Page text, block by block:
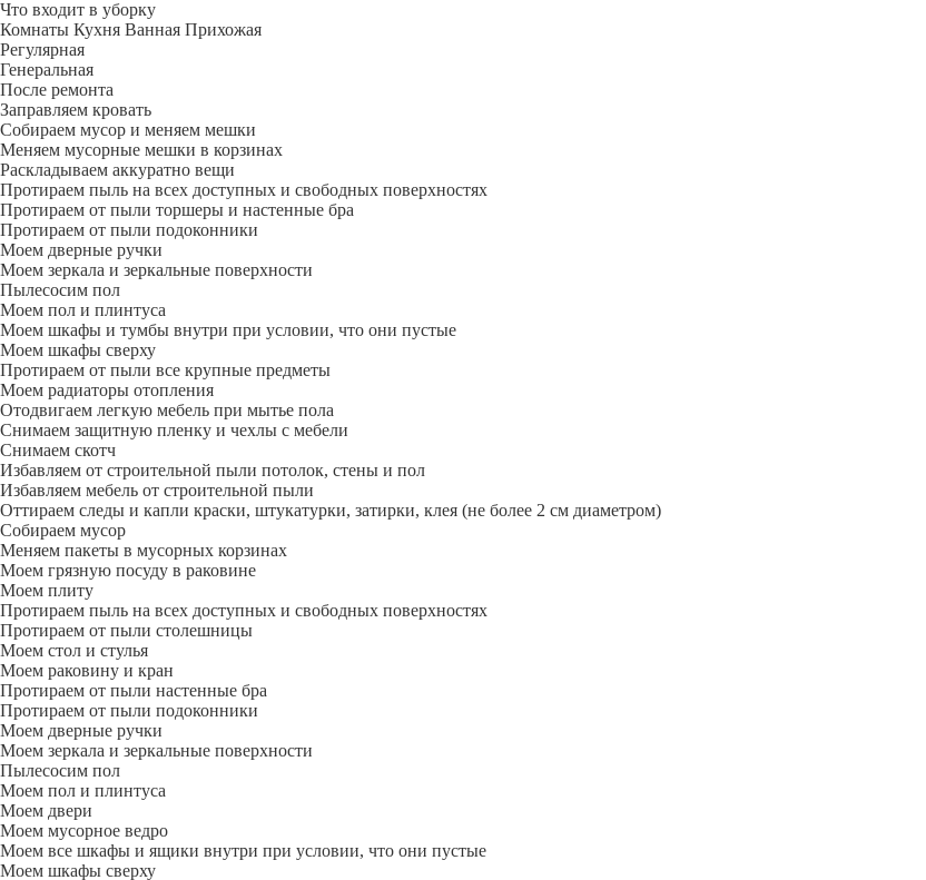
Что входит в уборку
Регу­лярная
Гене­ральная
После ремонта
Заправляем кровать
Собираем мусор и меняем мешки
Меняем мусорные мешки в корзинах
Раскладываем аккуратно вещи
Протираем пыль на всех доступных и свободных поверхностях
Протираем от пыли торшеры и настенные бра
Протираем от пыли подоконники
Моем дверные ручки
Моем зеркала и зеркальные поверхности
Пылесосим пол
Моем пол и плинтуса
Моем шкафы и тумбы внутри при условии, что они пустые
Моем шкафы сверху
Протираем от пыли все крупные предметы
Моем радиаторы отопления
Отодвигаем легкую мебель при мытье пола
Снимаем защитную пленку и чехлы с мебели
Снимаем скотч
Избавляем от строительной пыли потолок, стены и пол
Избавляем мебель от строительной пыли
Оттираем следы и капли краски, штукатурки, затирки, клея (не более 2 см диаметром)
Собираем мусор
Меняем пакеты в мусорных корзинах
Моем грязную посуду в раковине
Моем плиту
Протираем пыль на всех доступных и свободных поверхностях
Протираем от пыли столешницы
Моем стол и стулья
Моем раковину и кран
Протираем от пыли настенные бра
Протираем от пыли подоконники
Моем дверные ручки
Моем зеркала и зеркальные поверхности
Пылесосим пол
Моем пол и плинтуса
Моем двери
Моем мусорное ведро
Моем все шкафы и ящики внутри при условии, что они пустые
Моем шкафы сверху